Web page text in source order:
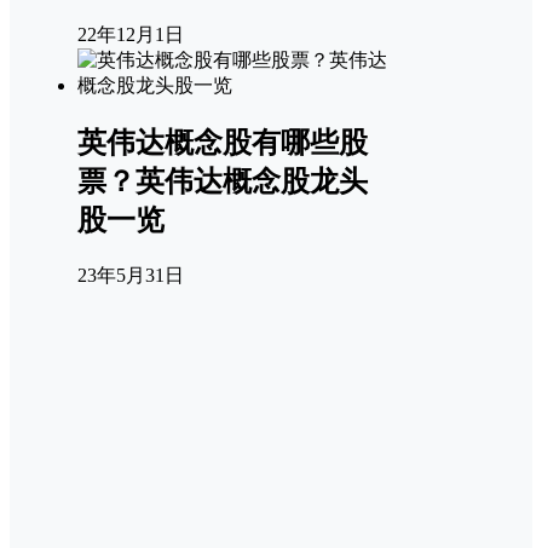
22年12月1日
英伟达概念股有哪些股
票？英伟达概念股龙头
股一览
23年5月31日